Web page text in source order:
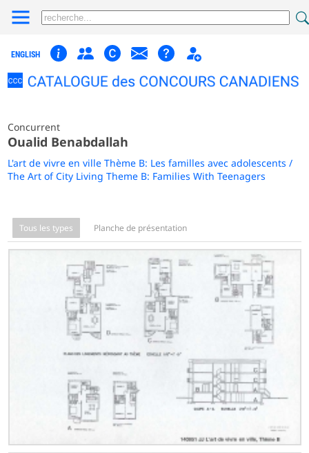
ENGLISH
Concurrent
Oualid Benabdallah
L'art de vivre en ville Thème B: Les familles avec adolescents /
The Art of City Living Theme B: Families With Teenagers
Tous les types Planche de présentation